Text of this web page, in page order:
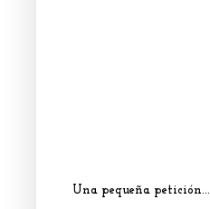
Una pequeña petición...